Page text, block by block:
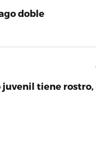
doble
juvenil tiene